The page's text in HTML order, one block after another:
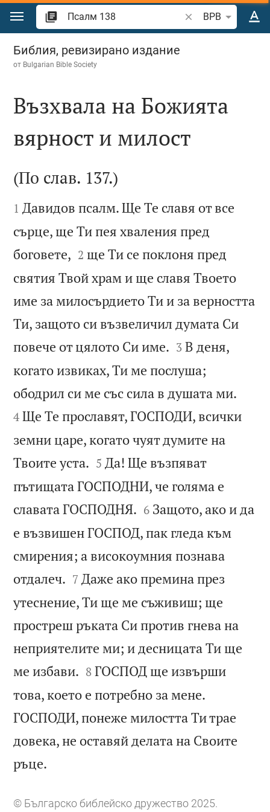
Преминете към съдържанието
Търсете стих или
BPB
Псалм 138
Библия, ревизирано издание
от Bulgarian Bible Society

Възхвала на Божията
вярност и милост

(По слав. 137.)

1 Давидов псалм. Ще Те славя от все
сърце, ще Ти пея хваления пред
боговете, 

2 ще Ти се поклоня пред
святия Твой храм и ще славя Твоето
име за милосърдието Ти и за верността
Ти, защото си възвеличил думата Си
повече от цялото Си име. 

3 В деня,
когато извиках, Ти ме послуша;
ободрил си ме със сила в душата ми.
4 Ще Те прославят, ГОСПОДИ, всички
земни царе, когато чуят думите на
Твоите уста. 

5 Да! Ще възпяват
пътищата ГОСПОДНИ, че голяма е
славата ГОСПОДНЯ. 

6 Защото, ако и да
е възвишен ГОСПОД, пак гледа към
смирения; а високоумния познава
отдалеч. 

7 Даже ако премина през
утеснение, Ти ще ме съживиш; ще
простреш ръката Си против гнева на
неприятелите ми; и десницата Ти ще
ме избави. 

8 ГОСПОД ще извърши
това, което е потребно за мене.
ГОСПОДИ, понеже милостта Ти трае
довека, не оставяй делата на Своите
ръце.
© Българско библейско дружество 2025.